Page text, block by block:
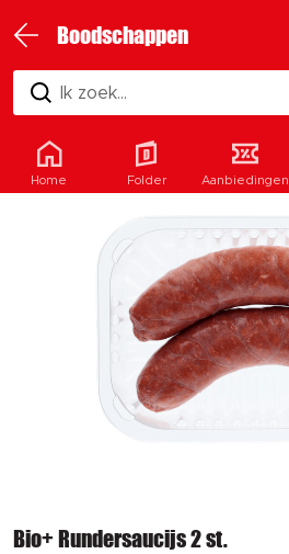
Boodschappen
Ik zoek...
Bio+ Rundersaucijs 2 st.
Home Folder Aanbiedingen